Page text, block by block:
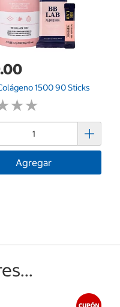
1500 90 Sticks
★★
★★
Agregar